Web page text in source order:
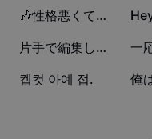
CapCutの利用規約
Dreamina Seedance
400 🎶性格悪くてすみません/青谷
17 片手で編集しました！ 8
2
켑컷 아예 접. 0
俺